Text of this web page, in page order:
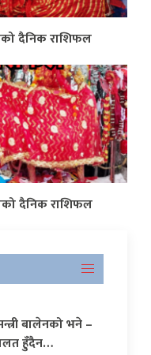
दैनिक राशिफल
दैनिक राशिफल
बालेनको भने –
हुँदैन…